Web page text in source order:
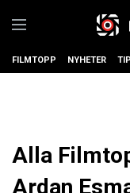
FILMTOPP NYHETER
Alla
Ardan